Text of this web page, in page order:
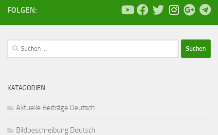
FOLGEN:
Suchen
nach:
KATAGORIEN
Aktuelle Beiträge Deutsch
Bildbeschreibung Deutsch